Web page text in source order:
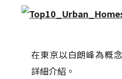
在東京以白朗峰為概
詳細介紹。